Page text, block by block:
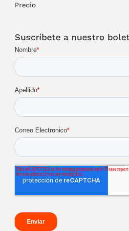
Precio
Suscríbete a nuestro